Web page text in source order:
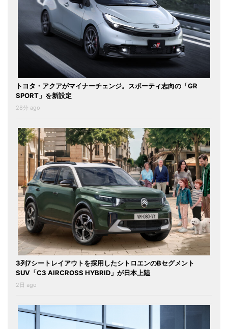
トヨタ・アクアがマイナーチェンジ。スポーティ志向の「GR
SPORT」を新設定
28分 ago
3列7シートレイアウトを採用したシトロエンのBセグメント
SUV「C3 AIRCROSS HYBRID」が日本上陸
2日 ago